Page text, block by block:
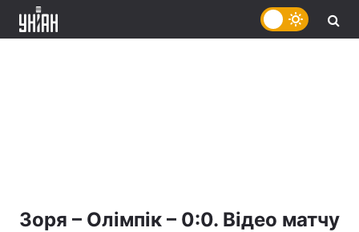
Зоря – Олімпік – 0:0. Відео матчу